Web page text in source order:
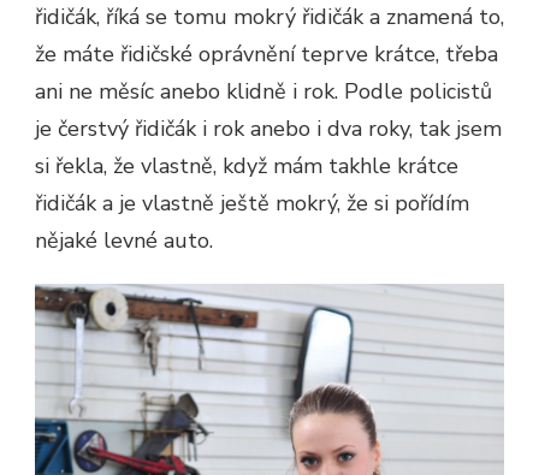
řidičák, říká se tomu mokrý řidičák a znamená to,
že máte řidičské oprávnění teprve krátce, třeba
ani ne měsíc anebo klidně i rok. Podle policistů
je čerstvý řidičák i rok anebo i dva roky, tak jsem
si řekla, že vlastně, když mám takhle krátce
řidičák a je vlastně ještě mokrý, že si pořídím
nějaké levné auto.